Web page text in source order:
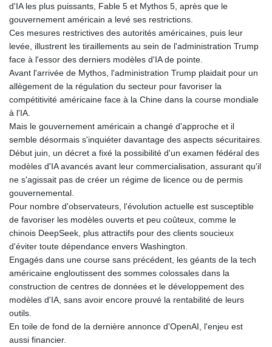
LTL 3.413768
MDL 20.044751
MGA 4918.938878
MKD 61.524236
MOP 9.314584
MRU 46.338424
MWK 1998.775164
MZN 73.882892
NAD 18.726567
NGN 1577.963717
NIO 42.419473
NZD 1.961547
PAB 1.152686
d'IA les plus puissants, Fable 5 et Mythos 5, après que le
gouvernement américain a levé ses restrictions.
Ces mesures restrictives des autorités américaines, puis leur
levée, illustrent les tiraillements au sein de l'administration Trump
face à l'essor des derniers modèles d'IA de pointe.
Avant l'arrivée de Mythos, l'administration Trump plaidait pour un
allègement de la régulation du secteur pour favoriser la
compétitivité américaine face à la Chine dans la course mondiale
à l'IA.
Mais le gouvernement américain a changé d'approche et il
semble désormais s'inquiéter davantage des aspects sécuritaires.
Début juin, un décret a fixé la possibilité d'un examen fédéral des
modèles d'IA avancés avant leur commercialisation, assurant qu'il
ne s'agissait pas de créer un régime de licence ou de permis
gouvernemental.
Pour nombre d'observateurs, l'évolution actuelle est susceptible
de favoriser les modèles ouverts et peu coûteux, comme le
chinois DeepSeek, plus attractifs pour des clients soucieux
d'éviter toute dépendance envers Washington.
Engagés dans une course sans précédent, les géants de la tech
américaine engloutissent des sommes colossales dans la
construction de centres de données et le développement des
modèles d'IA, sans avoir encore prouvé la rentabilité de leurs
outils.
En toile de fond de la dernière annonce d'OpenAI, l'enjeu est
aussi financier.